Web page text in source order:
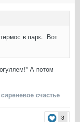
в парк. Вот
А потом
счастье
3